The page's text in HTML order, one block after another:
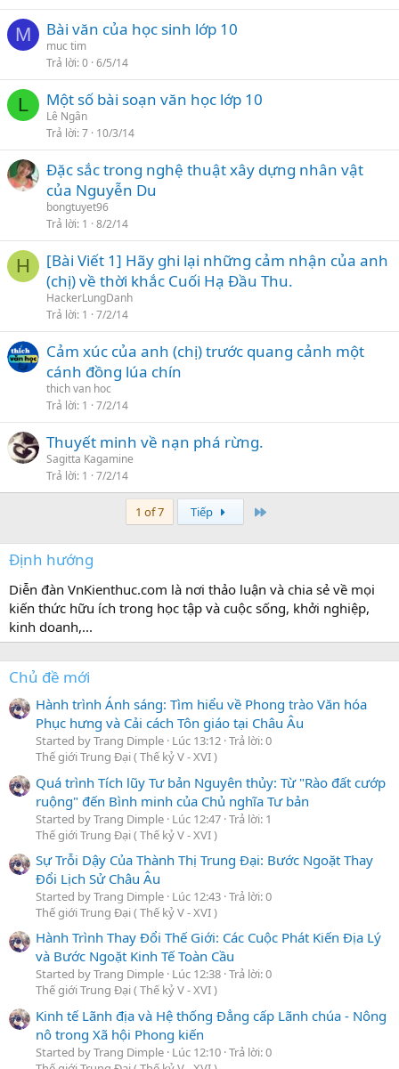
M Bài văn của học sinh lớp 10
muc tim
Trả lời 0 6/5/14
L Một số bài soạn văn học lớp 10
Lê Ngân
Trả lời 7 10/3/14
Đặc sắc trong nghệ thuật xây dựng nhân vật
của Nguyễn Du
bongtuyet96
Trả lời 1 8/2/14
H
[Bài Viết 1] Hãy ghi lại những cảm nhận của anh
(chị) về thời khắc Cuối Hạ Đầu Thu.
HackerLungDanh
Trả lời 1 7/2/14
Cảm xúc của anh (chị) trước quang cảnh một
cánh đồng lúa chín
thich van hoc
Trả lời 1 7/2/14
Thuyết minh về nạn phá rừng.
Sagitta Kagamine
Trả lời 1 7/2/14
1 of 7 Tiếp
Định hướng
Diễn đàn VnKienthuc.com là nơi thảo luận và chia sẻ về mọi
kiến thức hữu ích trong học tập và cuộc sống, khởi nghiệp,
kinh doanh,...
Chủ đề mới
Hành trình Ánh sáng: Tìm hiểu về Phong trào Văn hóa
Phục hưng và Cải cách Tôn giáo tại Châu Âu
Started by Trang Dimple Lúc 13:12 Trả lời: 0
Thế giới Trung Đại ( Thế kỷ V - XVI )
Quá trình Tích lũy Tư bản Nguyên thủy: Từ "Rào đất cướp
ruộng" đến Bình minh của Chủ nghĩa Tư bản
Started by Trang Dimple Lúc 12:47 Trả lời: 1
Thế giới Trung Đại ( Thế kỷ V - XVI )
Sự Trỗi Dậy Của Thành Thị Trung Đại: Bước Ngoặt Thay
Đổi Lịch Sử Châu Âu
Started by Trang Dimple Lúc 12:43 Trả lời: 0
Thế giới Trung Đại ( Thế kỷ V - XVI )
Hành Trình Thay Đổi Thế Giới: Các Cuộc Phát Kiến Địa Lý
và Bước Ngoặt Kinh Tế Toàn Cầu
Started by Trang Dimple Lúc 12:38 Trả lời: 0
Thế giới Trung Đại ( Thế kỷ V - XVI )
Kinh tế Lãnh địa và Hệ thống Đẳng cấp Lãnh chúa - Nông
nô trong Xã hội Phong kiến
Started by Trang Dimple Lúc 12:10 Trả lời: 0